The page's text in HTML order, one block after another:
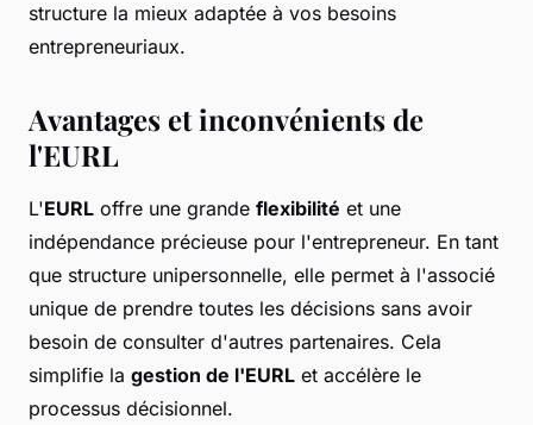
structure la mieux adaptée à vos besoins
entrepreneuriaux.
Avantages et inconvénients de
l'EURL
L'EURL offre une grande flexibilité et une
indépendance précieuse pour l'entrepreneur. En tant
que structure unipersonnelle, elle permet à l'associé
unique de prendre toutes les décisions sans avoir
besoin de consulter d'autres partenaires. Cela
simplifie la gestion de l'EURL et accélère le
processus décisionnel.